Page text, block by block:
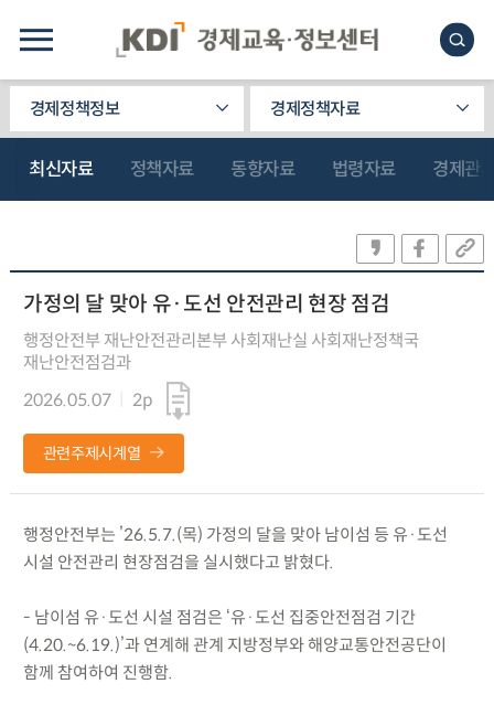
경제정책정보 경제정책자료
최신자료 정책자료 동향자료 법령자료 경제관
가정의 달 맞아 유·도선 안전관리 현장 점검
행정안전부 재난안전관리본부 사회재난실 사회재난정책국
재난안전점검과
2026.05.07
2p
관련주제시계열
행정안전부는 ’26.5.7.(목) 가정의 달을 맞아 남이섬 등 유·도선
시설 안전관리 현장점검을 실시했다고 밝혔다.
- 남이섬 유·도선 시설 점검은 ‘유·도선 집중안전점검 기간
(4.20.~6.19.)’과 연계해 관계 지방정부와 해양교통안전공단이
함께 참여하여 진행함.